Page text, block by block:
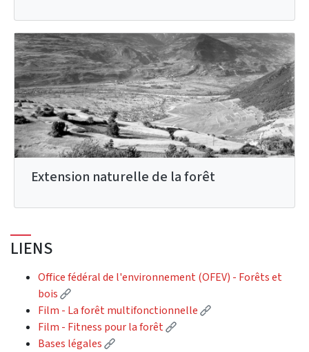
Extension naturelle de la forêt
LIENS
Office fédéral de l'environnement (OFEV) - Forêts et
bois
(External link)
Film - La forêt multifonctionnelle
(External link)
Film - Fitness pour la forêt
(External link)
Bases légales
(External link)